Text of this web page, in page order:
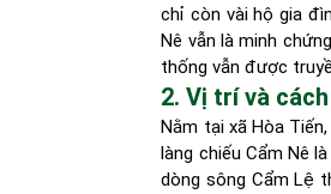
chỉ còn vài hộ gia
Nê vẫn là minh
thống vẫn được
2. Vị trí và
Nằm tại xã Hòa
làng chiếu Cẩm Nê
dòng sông Cẩm Lệ